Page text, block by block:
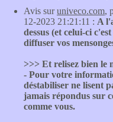
Avis suruniveco.com,
12-2023 21:21:11 : A
dessus (et celui-ci
diffuser vos
>>> Et relisez bien le
- Pour votre
déstabiliser ne lisent
jamais répondus sur
comme vous.